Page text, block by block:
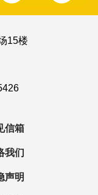
15楼
信箱
我们
声明